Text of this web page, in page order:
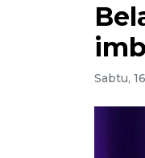
Sabtu,